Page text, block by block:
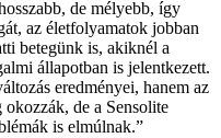
de mélyebb, így
az életfolyamatok jobban
betegünk is, akiknél a
állapotban is jelentkezett.
eredményei, hanem az
okozzák, de a Sensolite
is elmúlnak.”